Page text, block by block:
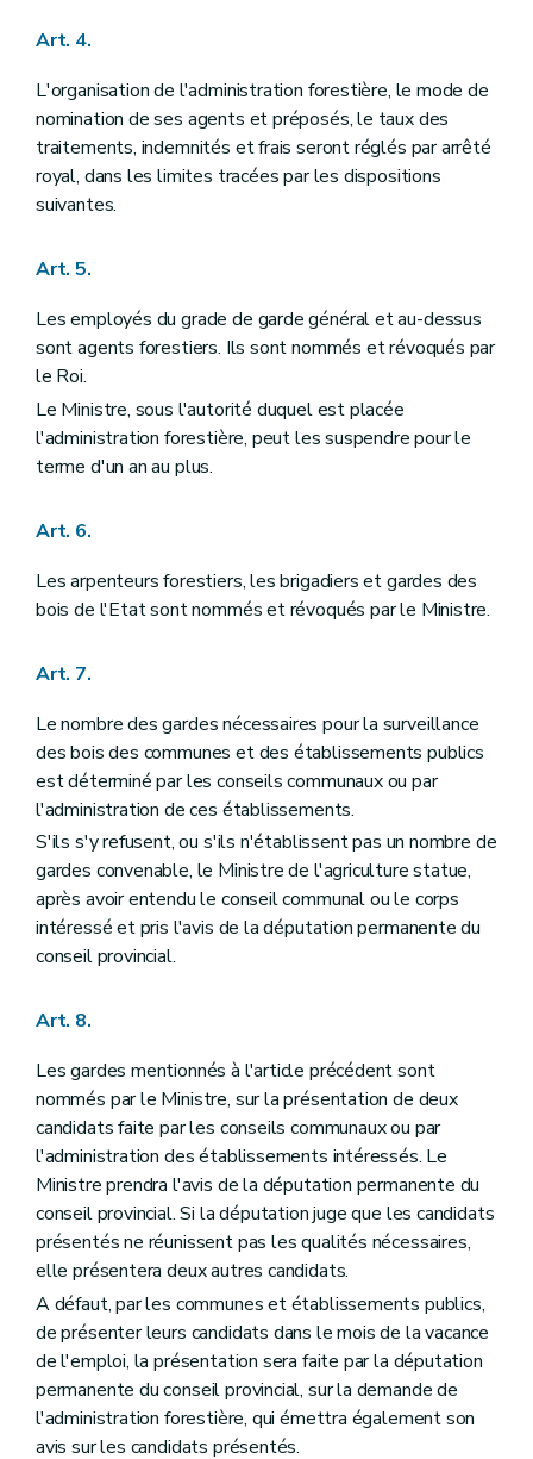
Section 1
Art. 86
Art. 87
Section 2 Dispositions relatives aux droits d'usage en bois seulement
Art. 88
Art. 89
Art. 90
Section 3
Art. 94
Art. 95
Art. 98
Art. 99
Art. 100
Art. 101
Titre X
Art. 104
Art. 105
Art. 106
Art. 108
Art. 109
Art. 111
Art. 112
Art. 113
Art. 114
Art. 115
Art. 116
Art. 117
Art. 118
Art. 119
Titre XI De la procédure en matière de délits commis dans les bois soumis au régime forestier
Section 1
Art. 124
Art. 125
Art. 126
Art. 127
Art. 128
Art. 129
Art. 130
Art. 131
Art. 132
Art. 133
Art. 134
Art. 135
Art. 136
Art. 137
Art. 138
Art. 139
Art. 140
Art. 4.
L'organisation de l'administration forestière, le mode de
nomination de ses agents et préposés, le taux des
traitements, indemnités et frais seront réglés par arrêté
royal, dans les limites tracées par les dispositions
suivantes.
Art. 5.
Les employés du grade de garde général et au-dessus
sont agents forestiers. Ils sont nommés et révoqués par
le Roi.
Le Ministre, sous l'autorité duquel est placée
l'administration forestière, peut les suspendre pour le
terme d'un an au plus.
Art. 6.
Les arpenteurs forestiers, les brigadiers et gardes des
bois de l'Etat sont nommés et révoqués par le Ministre.
Art. 7.
Le nombre des gardes nécessaires pour la surveillance
des bois des communes et des établissements publics
est déterminé par les conseils communaux ou par
l'administration de ces établissements.
S'ils s'y refusent, ou s'ils n'établissent pas un nombre de
gardes convenable, le Ministre de l'agriculture statue,
après avoir entendu le conseil communal ou le corps
intéressé et pris l'avis de la députation permanente du
conseil provincial.
Art. 8.
Les gardes mentionnés à l'article précédent sont
nommés par le Ministre, sur la présentation de deux
candidats faite par les conseils communaux ou par
l'administration des établissements intéressés. Le
Ministre prendra l'avis de la députation permanente du
conseil provincial. Si la députation juge que les candidats
présentés ne réunissent pas les qualités nécessaires,
elle présentera deux autres candidats.
A défaut, par les communes et établissements publics,
de présenter leurs candidats dans le mois de la vacance
de l'emploi, la présentation sera faite par la députation
permanente du conseil provincial, sur la demande de
l'administration forestière, qui émettra également son
avis sur les candidats présentés.